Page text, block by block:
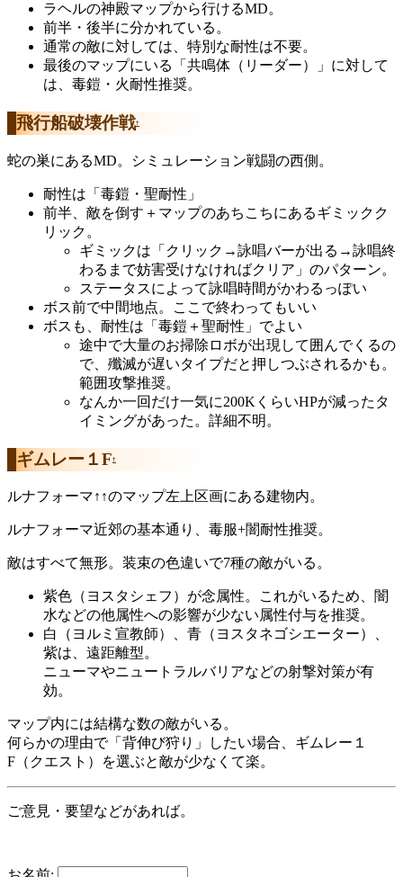
ラヘルの神殿マップから行けるMD。
前半・後半に分かれている。
通常の敵に対しては、特別な耐性は不要。
最後のマップにいる「共鳴体（リーダー）」に対して
は、毒鎧・火耐性推奨。
飛行船破壊作戦†
蛇の巣にあるMD。シミュレーション戦闘の西側。
耐性は「毒鎧・聖耐性」
前半、敵を倒す＋マップのあちこちにあるギミックク
リック。
ギミックは「クリック→詠唱バーが出る→詠唱終
わるまで妨害受けなければクリア」のパターン。
ステータスによって詠唱時間がかわるっぽい
ボス前で中間地点。ここで終わってもいい
ボスも、耐性は「毒鎧＋聖耐性」でよい
途中で大量のお掃除ロボが出現して囲んでくるの
で、殲滅が遅いタイプだと押しつぶされるかも。
範囲攻撃推奨。
なんか一回だけ一気に200KくらいHPが減ったタ
イミングがあった。詳細不明。
ギムレー１F†
ルナフォーマ↑↑のマップ左上区画にある建物内。
ルナフォーマ近郊の基本通り、毒服+闇耐性推奨。
敵はすべて無形。装束の色違いで7種の敵がいる。
紫色（ヨスタシェフ）が念属性。これがいるため、闇
水などの他属性への影響が少ない属性付与を推奨。
白（ヨルミ宣教師）、青（ヨスタネゴシエーター）、
紫は、遠距離型。
ニューマやニュートラルバリアなどの射撃対策が有
効。
マップ内には結構な数の敵がいる。
何らかの理由で「背伸び狩り」したい場合、ギムレー１
F（クエスト）を選ぶと敵が少なくて楽。
ご意見・要望などがあれば。